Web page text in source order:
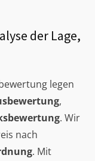
der Lage,
legen
,
. Wir
nach
. Mit